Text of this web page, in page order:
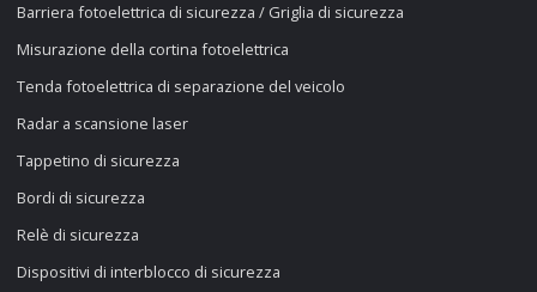
Barriera fotoelettrica di sicurezza / Griglia di sicurezza
Misurazione della cortina fotoelettrica
Tenda fotoelettrica di separazione del veicolo
Radar a scansione laser
Tappetino di sicurezza
Bordi di sicurezza
Relè di sicurezza
Dispositivi di interblocco di sicurezza